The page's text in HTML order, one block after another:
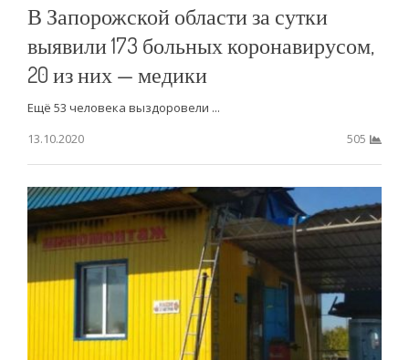
В Запорожской области за сутки
выявили 173 больных коронавирусом,
20 из них — медики
Ещё 53 человека выздоровели ...
13.10.2020
505